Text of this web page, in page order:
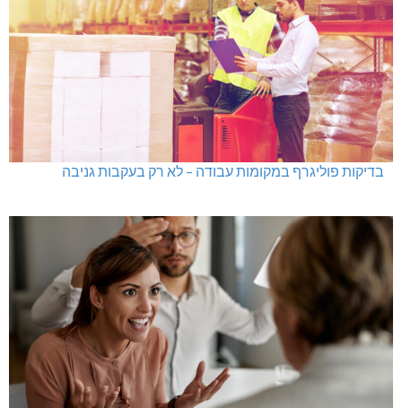
בדיקות פוליגרף במקומות עבודה – לא רק בעקבות גניבה